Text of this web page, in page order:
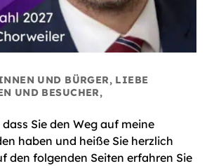
UND BÜRGER, LIEBE
UND BESUCHER,
Sie den Weg auf meine
haben und heiße Sie herzlich
den folgenden Seiten erfahren Sie